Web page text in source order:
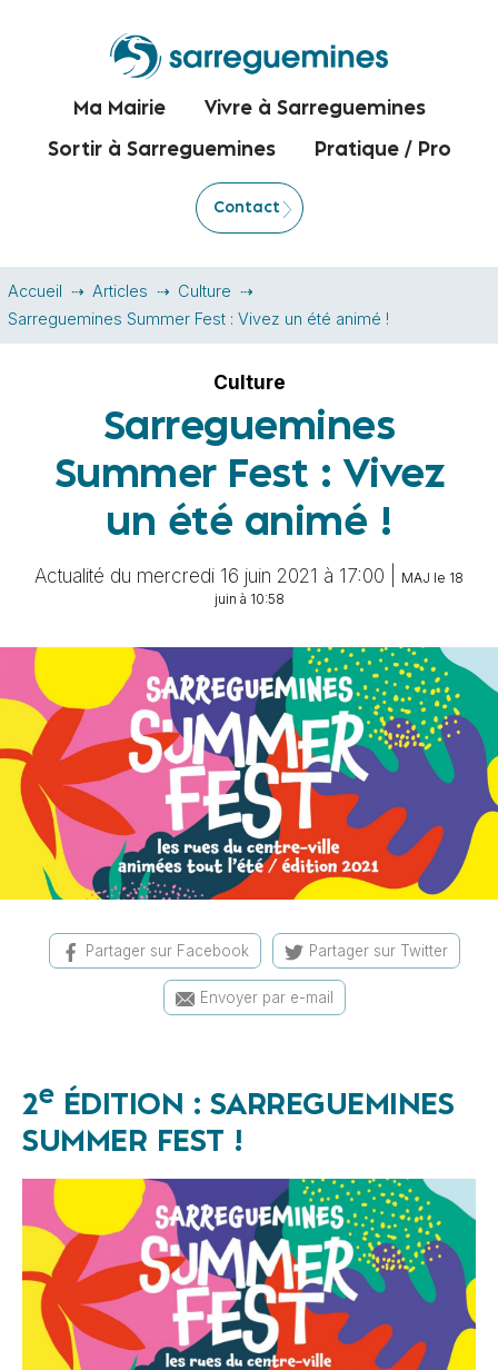
Ma Mairie Vivre à Sarreguemines
Sortir à Sarreguemines Pratique / Pro
Contact
Accueil Articles
Culture
Sarreguemines Summer Fest : Vivez un été animé !
Culture
Sarreguemines
Summer Fest : Vivez
un été animé !
Actualité du mercredi 16 juin 2021 à 17:00 |
MAJ le 18
juin à 10:58
Partager sur Facebook Partager sur Twitter
Envoyer par e-mail
2eÉDITION : SARREGUEMINES
SUMMER FEST !